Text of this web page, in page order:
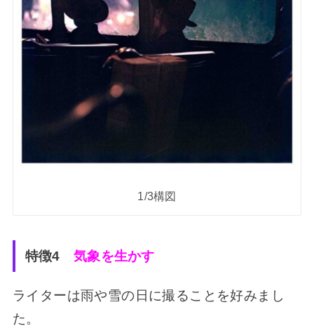
1/3構図
特徴4 気象を生かす
ライターは雨や雪の日に撮ることを好みまし
た。